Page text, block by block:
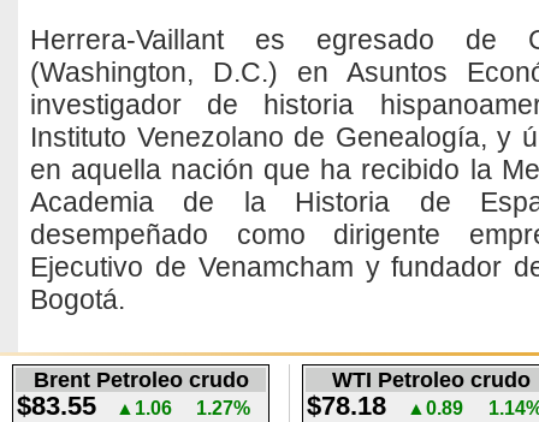
Herrera-Vaillant es egresado de
(Washington, D.C.) en Asuntos
investigador de historia
Instituto Venezolano de Genealogía, y
en aquella nación que ha recibido la
Academia de la Historia de
desempeñado como dirigente
Ejecutivo de Venamcham y fundador
Bogotá.
Brent Petroleo crudo
$83.55 ▲1.06 1.27%
WTI Petroleo crudo
$78.18 ▲0.89